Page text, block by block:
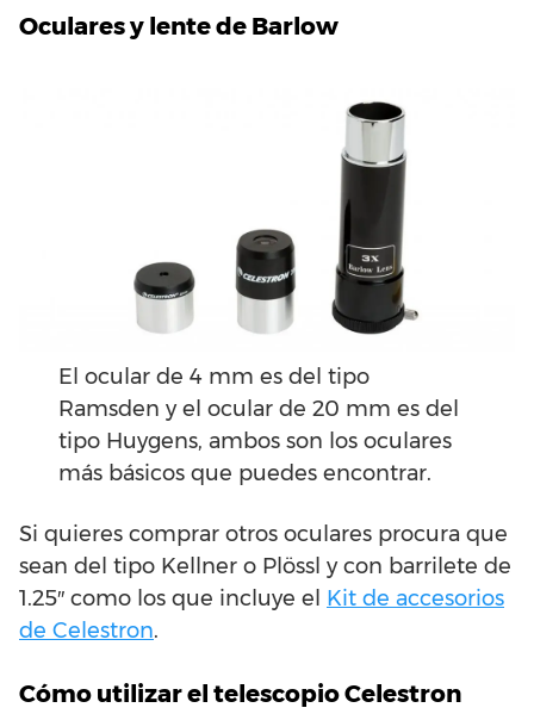
Oculares y lente de Barlow
El ocular de 4 mm es del tipo
Ramsden y el ocular de 20 mm es del
tipo Huygens, ambos son los oculares
más básicos que puedes encontrar.
Si quieres comprar otros oculares procura que
sean del tipo Kellner o Plössl y con barrilete de
1.25″ como los que incluye el Kit de accesorios
de Celestron.
Cómo utilizar el telescopio Celestron